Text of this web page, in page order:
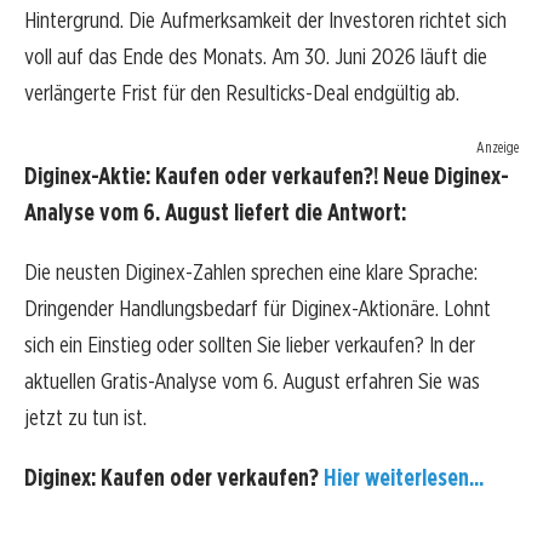
Hintergrund. Die Aufmerksamkeit der Investoren richtet sich
voll auf das Ende des Monats. Am 30. Juni 2026 läuft die
verlängerte Frist für den Resulticks-Deal endgültig ab.
Anzeige
Diginex-Aktie: Kaufen oder verkaufen?! Neue Diginex-
Analyse vom 6. August liefert die Antwort:
Die neusten Diginex-Zahlen sprechen eine klare Sprache:
Dringender Handlungsbedarf für Diginex-Aktionäre. Lohnt
sich ein Einstieg oder sollten Sie lieber verkaufen? In der
aktuellen Gratis-Analyse vom 6. August erfahren Sie was
jetzt zu tun ist.
Diginex: Kaufen oder verkaufen? Hier weiterlesen...